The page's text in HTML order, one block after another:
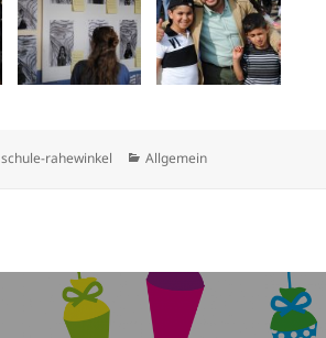
Autor
schule-rahewinkel Kategorien
Allgemein